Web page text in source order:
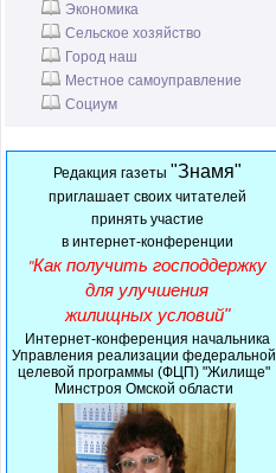
Экономика
Сельское хозяйство
Город наш
Местное самоуправление
Социум
Редакция газеты "Знамя"
приглашает своих читателей
принять участие
в интернет-конференции
"Как получить господдержку
для улучшения
жилищных условий"
Интернет-конференция начальника
Управления реализации федеральной
целевой программы (ФЦП) "Жилище"
Минстроя Омской области